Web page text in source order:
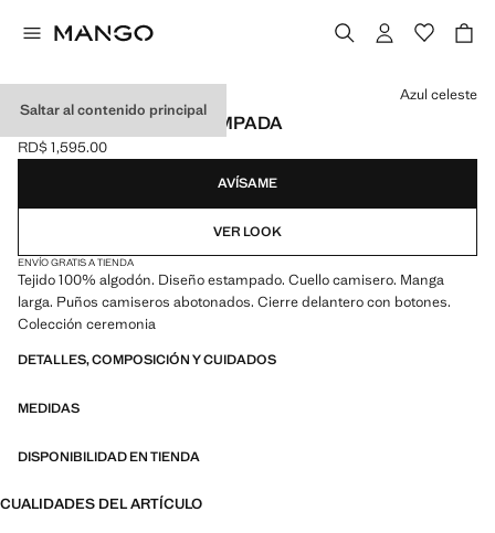
Saltar al contenido principal
CAMISA OXFORD ESTAMPADA
Precio actual [RD$ 1,595.00 ]
RD$ 1,595.00
Selecciona un color
Azul celeste
AVÍSAME
VER LOOK
ENVÍO GRATIS A TIENDA
Tejido 100% algodón. Diseño estampado. Cuello camisero. Manga
larga. Puños camiseros abotonados. Cierre delantero con botones.
Colección ceremonia
DETALLES, COMPOSICIÓN Y CUIDADOS
MEDIDAS
DISPONIBILIDAD EN TIENDA
CUALIDADES DEL ARTÍCULO